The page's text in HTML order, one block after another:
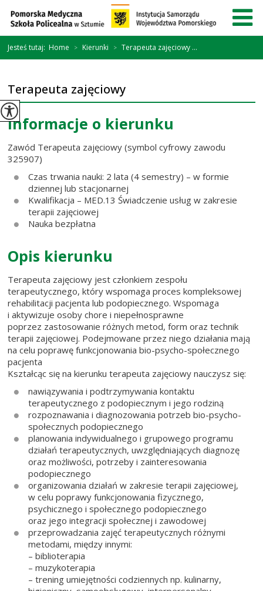
Jesteś tutaj:Home > Kierunki > Terapeuta zajęciowy ...
Terapeuta zajęciowy
Informacje o kierunku
Zawód Terapeuta zajęciowy (symbol cyfrowy zawodu
325907)
Czas trwania nauki: 2 lata (4 semestry) – w formie
dziennej lub stacjonarnej
Kwalifikacja – MED.13 Świadczenie usług w zakresie
terapii zajęciowej
Nauka bezpłatna
Opis kierunku
Terapeuta zajęciowy jest członkiem zespołu
terapeutycznego, który wspomaga proces kompleksowej
rehabilitacji pacjenta lub podopiecznego. Wspomaga
i aktywizuje osoby chore i niepełnosprawne
poprzez zastosowanie różnych metod, form oraz technik
terapii zajęciowej. Podejmowane przez niego działania mają
na celu poprawę funkcjonowania bio-psycho-społecznego
pacjenta
Kształcąc się na kierunku terapeuta zajęciowy nauczysz się:
nawiązywania i podtrzymywania kontaktu
terapeutycznego z podopiecznym i jego rodziną
rozpoznawania i diagnozowania potrzeb bio-psycho-
społecznych podopiecznego
planowania indywidualnego i grupowego programu
działań terapeutycznych, uwzględniających diagnozę
oraz możliwości, potrzeby i zainteresowania
podopiecznego
organizowania działań w zakresie terapii zajęciowej,
w celu poprawy funkcjonowania fizycznego,
psychicznego i społecznego podopiecznego
oraz jego integracji społecznej i zawodowej
przeprowadzania zajęć terapeutycznych różnymi
metodami, między innymi:
– biblioterapia
– muzykoterapia
– trening umiejętności codziennych np. kulinarny,